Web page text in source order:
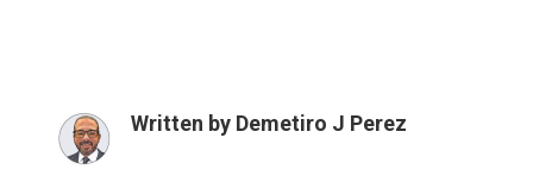
Written by Demetiro J Perez